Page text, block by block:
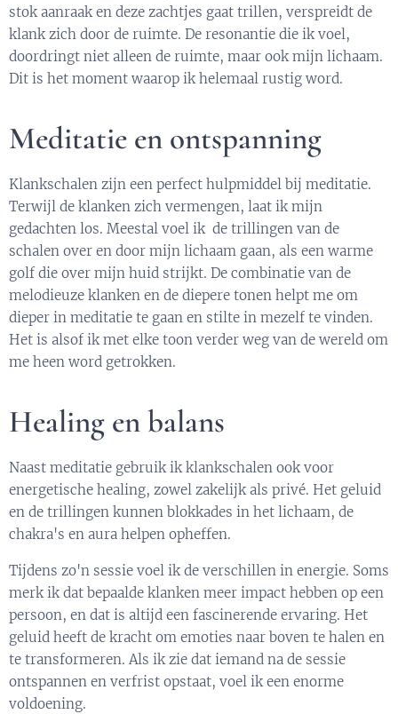
stok aanraak en deze zachtjes gaat trillen, verspreidt de
klank zich door de ruimte. De resonantie die ik voel,
doordringt niet alleen de ruimte, maar ook mijn lichaam.
Dit is het moment waarop ik helemaal rustig word.
Meditatie en ontspanning
Klankschalen zijn een perfect hulpmiddel bij meditatie.
Terwijl de klanken zich vermengen, laat ik mijn
gedachten los. Meestal voel ik de trillingen van de
schalen over en door mijn lichaam gaan, als een warme
golf die over mijn huid strijkt. De combinatie van de
melodieuze klanken en de diepere tonen helpt me om
dieper in meditatie te gaan en stilte in mezelf te vinden.
Het is alsof ik met elke toon verder weg van de wereld om
me heen word getrokken.
Healing en balans
Naast meditatie gebruik ik klankschalen ook voor
energetische healing, zowel zakelijk als privé. Het geluid
en de trillingen kunnen blokkades in het lichaam, de
chakra's en aura helpen opheffen.
Tijdens zo'n sessie voel ik de verschillen in energie. Soms
merk ik dat bepaalde klanken meer impact hebben op een
persoon, en dat is altijd een fascinerende ervaring. Het
geluid heeft de kracht om emoties naar boven te halen en
te transformeren. Als ik zie dat iemand na de sessie
ontspannen en verfrist opstaat, voel ik een enorme
voldoening.